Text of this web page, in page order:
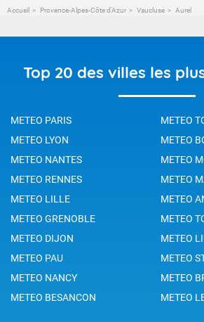
Accueil Provence-Alpes-Côte d'Azur Vaucluse Aurel
Top 20 des villes les
METEO PARIS
METEO
METEO LYON
METEO
METEO NANTES
METEO
METEO RENNES
METEO
METEO LILLE
METEO
METEO GRENOBLE
METEO
METEO DIJON
METEO
METEO PAU
METEO
METEO NANCY
METEO
METEO BESANCON
METEO